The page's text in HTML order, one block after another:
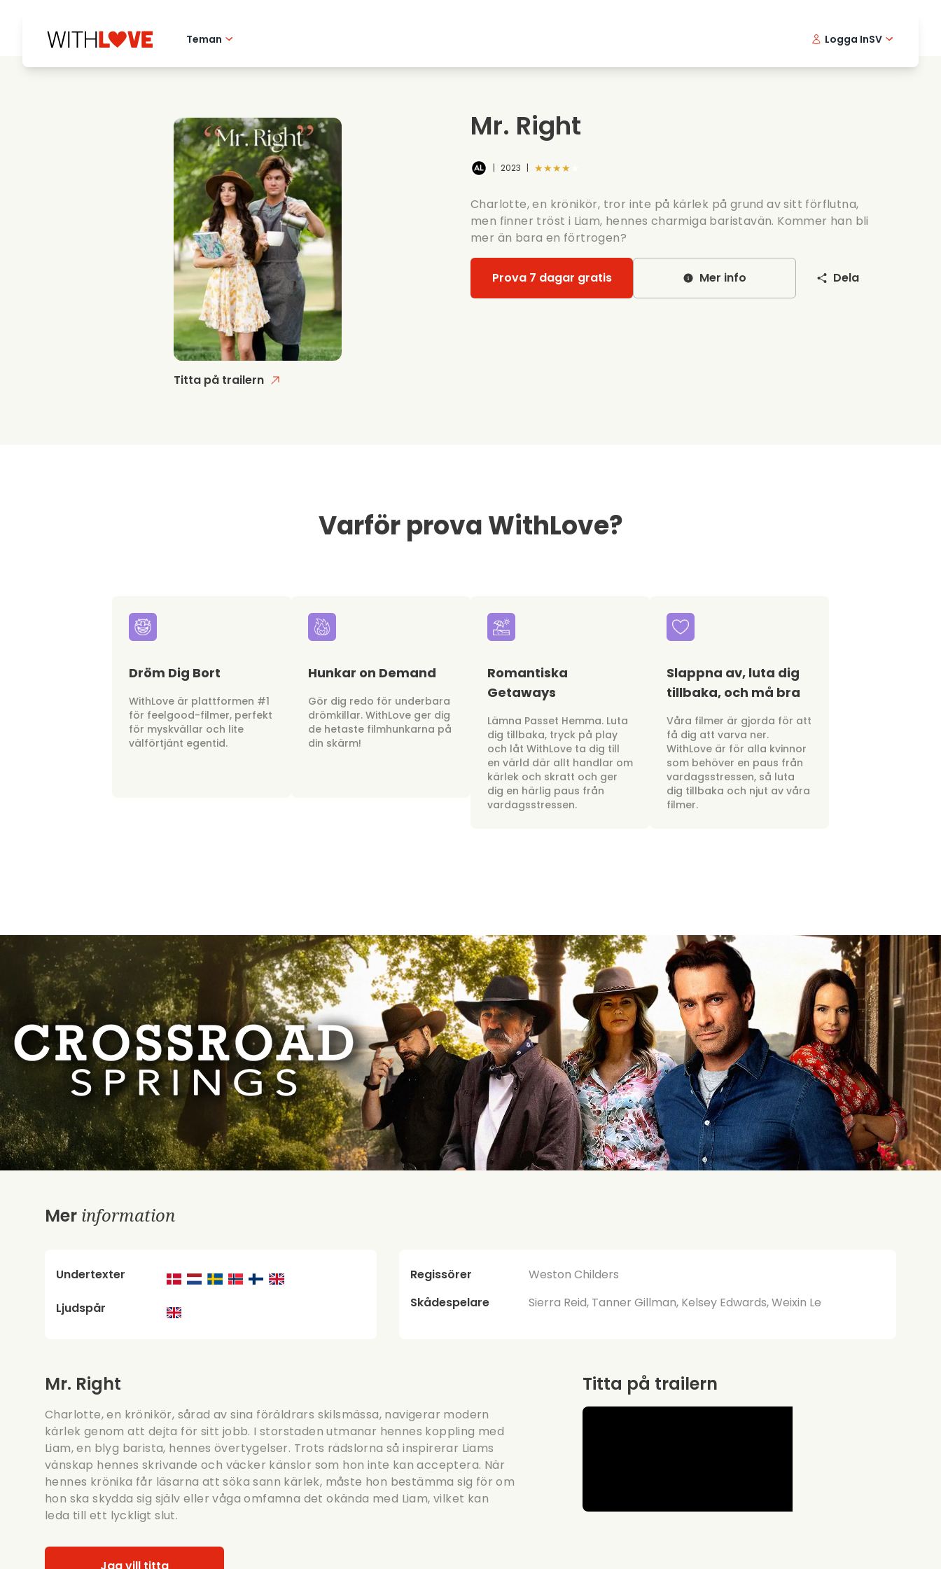
Teman
Mysterier
Sommarfilm
Datingfilmer
Logga InSV
Titta på trailern
Mr. Right
| 2023 | ★★★★★
Charlotte, en krönikör, tror inte på kärlek på grund av sitt förflutna,
men finner tröst i Liam, hennes charmiga baristavän. Kommer han bli
mer än bara en förtrogen?
Prova 7 dagar gratis Mer info Dela
Varför prova WithLove?
Dröm Dig Bort
WithLove är plattformen #1
för feelgood-filmer, perfekt
för myskvällar och lite
välförtjänt egentid.
Hunkar on Demand
Gör dig redo för underbara
drömkillar. WithLove ger dig
de hetaste filmhunkarna på
din skärm!
Romantiska
Getaways
Lämna Passet Hemma. Luta
dig tillbaka, tryck på play
och låt WithLove ta dig till
en värld där allt handlar om
kärlek och skratt och ger
dig en härlig paus från
vardagsstressen.
Slappna av, luta dig
tillbaka, och må bra
Våra filmer är gjorda för att
få dig att varva ner.
WithLove är för alla kvinnor
som behöver en paus från
vardagsstressen, så luta
dig tillbaka och njut av våra
filmer.
Mer information
Undertexter
Ljudspår
Regissörer
Weston Childers
Skådespelare
Sierra Reid, Tanner Gillman, Kelsey Edwards, Weixin Le
Mr. Right
Charlotte, en krönikör, sårad av sina föräldrars skilsmässa, navigerar modern
kärlek genom att dejta för sitt jobb. I storstaden utmanar hennes koppling med
Liam, en blyg barista, hennes övertygelser. Trots rädslorna så inspirerar Liams
vänskap hennes skrivande och väcker känslor som hon inte kan acceptera. När
hennes krönika får läsarna att söka sann kärlek, måste hon bestämma sig för om
hon ska skydda sig själv eller våga omfamna det okända med Liam, vilket kan
leda till ett lyckligt slut.
Jag vill titta
Titta på trailern